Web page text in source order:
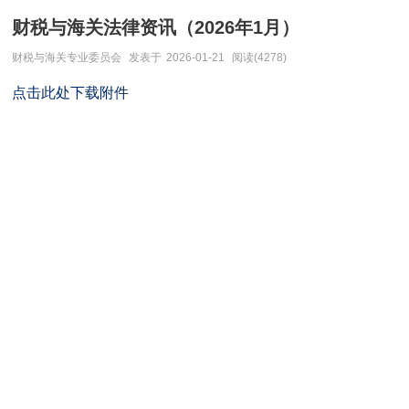
财税与海关法律资讯（2026年1月）
财税与海关专业委员会 发表于 2026-01-21 阅读(4278)
点击此处下载附件